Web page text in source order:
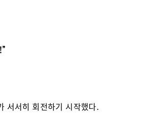
서서히 회전하기 시작했다.